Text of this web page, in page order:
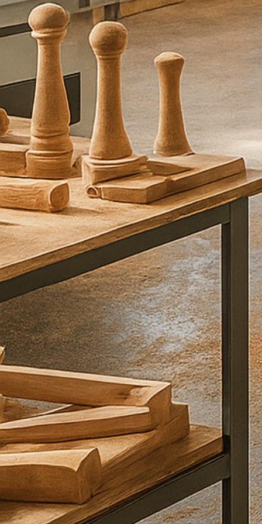
ם
ו
א
נ
ו
נ
ח
ז
ו
ר
ע
ל
י
כ
ם
ב
ה
ק
ד
ם
קראתי
ואני
מסכים\ה
מדיניות
הפרטיות